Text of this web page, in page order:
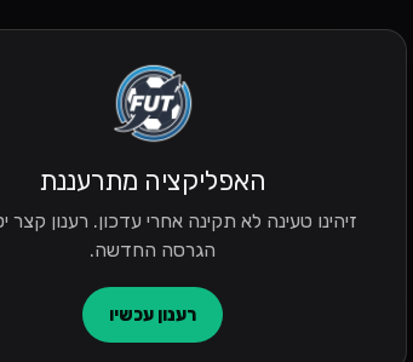
האפליקציה מתרעננת
זיהינו טעינה לא תקינה אחרי עדכון. רענון קצר
הגרסה החדשה.
רענון עכשיו